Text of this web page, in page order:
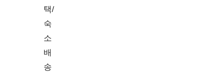
택/
숙
소
배
송